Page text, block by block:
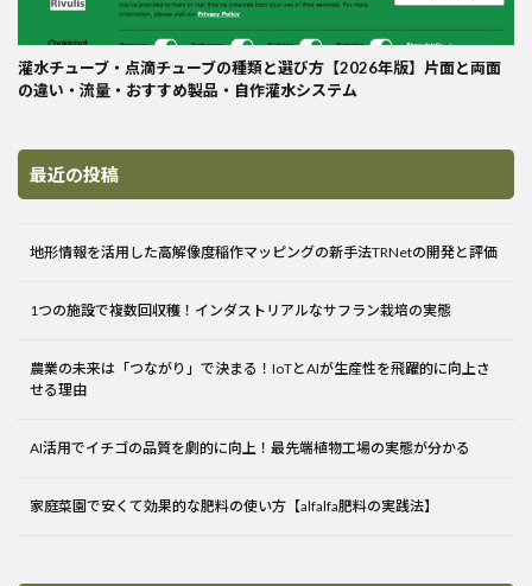
灌水チューブ・点滴チューブの種類と選び方【2026年版】片面と両面
の違い・流量・おすすめ製品・自作灌水システム
最近の投稿
地形情報を活用した高解像度稲作マッピングの新手法TRNetの開発と評価
1つの施設で複数回収穫！インダストリアルなサフラン栽培の実態
農業の未来は「つながり」で決まる！IoTとAIが生産性を飛躍的に向上さ
せる理由
AI活用でイチゴの品質を劇的に向上！最先端植物工場の実態が分かる
家庭菜園で安くて効果的な肥料の使い方【alfalfa肥料の実践法】